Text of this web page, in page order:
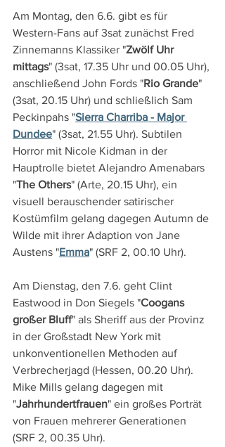
Am Montag, den 6.6. gibt es für
Western-Fans auf 3sat zunächst Fred
Zinnemanns Klassiker "Zwölf Uhr
mittags" (3sat, 17.35 Uhr und 00.05 Uhr),
anschließend John Fords "Rio Grande"
(3sat, 20.15 Uhr) und schließlich Sam
Peckinpahs "Sierra Charriba - Major
Dundee" (3sat, 21.55 Uhr). Subtilen
Horror mit Nicole Kidman in der
Hauptrolle bietet Alejandro Amenabars
"The Others" (Arte, 20.15 Uhr), ein
visuell berauschender satirischer
Kostümfilm gelang dagegen Autumn de
Wilde mit ihrer Adaption von Jane
Austens "Emma" (SRF 2, 00.10 Uhr).
Am Dienstag, den 7.6. geht Clint
Eastwood in Don Siegels "Coogans
großer Bluff" als Sheriff aus der Provinz
in der Großstadt New York mit
unkonventionellen Methoden auf
Verbrecherjagd (Hessen, 00.20 Uhr).
Mike Mills gelang dagegen mit
"Jahrhundertfrauen" ein großes Porträt
von Frauen mehrerer Generationen
(SRF 2, 00.35 Uhr).